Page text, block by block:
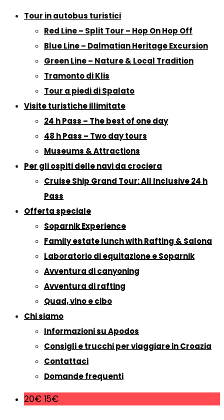
Tour in autobus turistici
Red Line – Split Tour – Hop On Hop Off
Blue Line – Dalmatian Heritage Excursion
Green Line – Nature & Local Tradition
Tramonto di Klis
Tour a piedi di Spalato
Visite turistiche illimitate
24 h Pass – The best of one day
48 h Pass – Two day tours
Museums & Attractions
Per gli ospiti delle navi da crociera
Cruise Ship Grand Tour: All Inclusive 24 h
Pass
Offerta speciale
Soparnik Experience
Family estate lunch with Rafting & Salona
Laboratorio di equitazione e Soparnik
Avventura di canyoning
Avventura di rafting
Quad, vino e cibo
Chi siamo
Informazioni su Apodos
Consigli e trucchi per viaggiare in Croazia
Contattaci
Domande frequenti
20€ 15€